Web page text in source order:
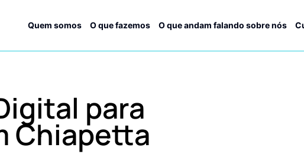
Quem somos O que fazemos O que andam falando sobre nós
para
Chiapetta